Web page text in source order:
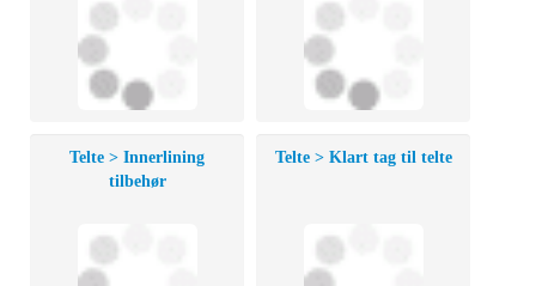
Telte > Innerlining
tilbehør
Telte > Klart tag til telte